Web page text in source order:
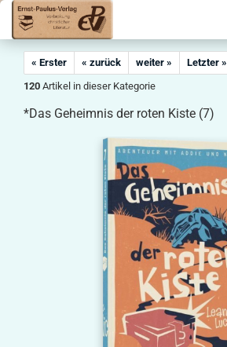
« Erster « zurück weiter »
Letzter »
120 Artikel in dieser Kategorie
*Das Geheimnis der roten Kiste (7)